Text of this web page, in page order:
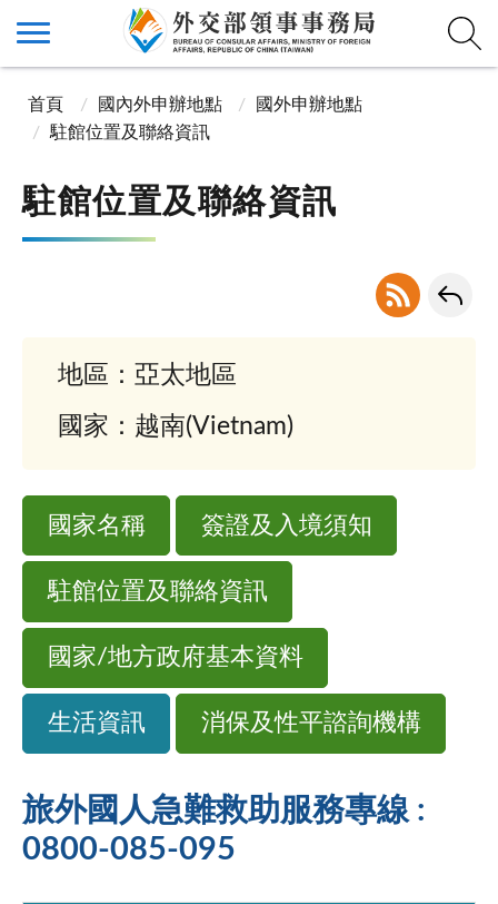
首頁 國內外申辦地點
國外申辦地點
駐館位置及聯絡資訊
駐館位置及聯絡資訊
地區：亞太地區
國家：越南(Vietnam)
國家名稱 簽證及入境須知
駐館位置及聯絡資訊
國家/地方政府基本資料
生活資訊 消保及性平諮詢機構
旅外國人急難救助服務專線 :
0800-085-095